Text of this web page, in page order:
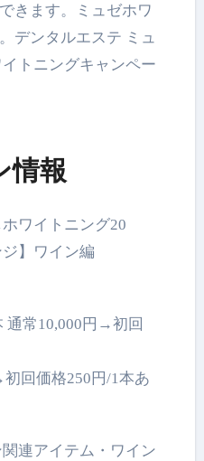
きます。ミュゼホワ
デンタルエステ ミュ
トニングキャンペー
情報
ワイトニング20
】ワイン編
通常10,000円→初回
回価格250円/1本あ
連アイテム・ワイン